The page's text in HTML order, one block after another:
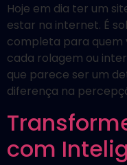
Hoje em dia ter um
estar na internet. É
completa para quem
cada rolagem ou
que parece ser um
diferença na
com